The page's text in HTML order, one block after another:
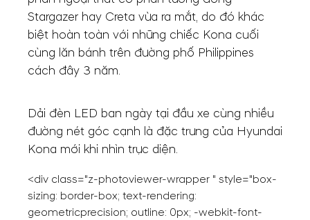
Stargazer hay Creta vừa ra mắt, do đó khác
biệt hoàn toàn với những chiếc Kona cuối
cùng lăn bánh trên đường phố Philippines
cách đây 3 năm.
Dải đèn LED ban ngày tại đầu xe cùng nhiều
đường nét góc cạnh là đặc trưng của Hyundai
Kona mới khi nhìn trực diện.
<div class="z-photoviewer-wrapper " style="box-
sizing: border-box; text-rendering:
geometricprecision; outline: 0px; -webkit-font-